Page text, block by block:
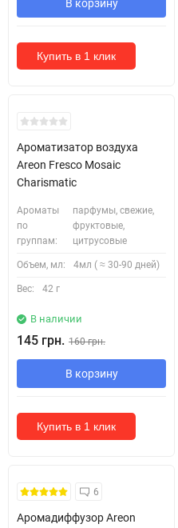
В корзину
Купить в 1 клик
Ароматизатор воздуха
Areon Fresco Mosaic
Charismatic
Ароматы
по
группам:
парфумы, свежие,
фруктовые,
цитрусовые
Объем, мл: 4мл ( ≈ 30-90 дней)
Вес: 42 г
В наличии
145 грн. 160 грн.
В корзину
Купить в 1 клик
6
Аромадиффузор Areon